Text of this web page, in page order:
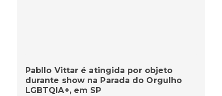
Pabllo Vittar é atingida por objeto
durante show na Parada do Orgulho
LGBTQIA+, em SP